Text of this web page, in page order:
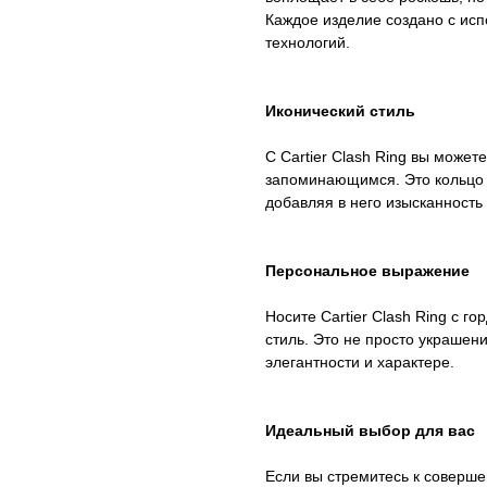
Каждое изделие создано с
технологий.
Иконический стиль
С Cartier Clash Ring вы
запоминающимся. Это кольцо
добавляя в него изысканность
Персональное выражение
Носите Cartier Clash Ring с
стиль. Это не просто
элегантности и характере.
Идеальный выбор для вас
Если вы стремитесь к